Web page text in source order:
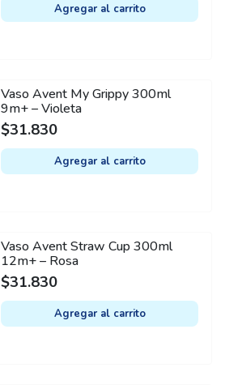
Agregar al carrito
Vaso Avent My Grippy 300ml
9m+ – Violeta
$31.830
Agregar al carrito
Vaso Avent Straw Cup 300ml
12m+ – Rosa
$31.830
Agregar al carrito